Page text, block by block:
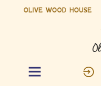
OLIVE WOOD HOUSE